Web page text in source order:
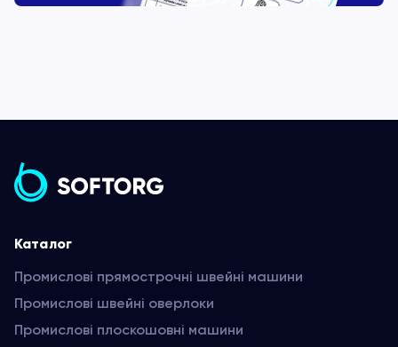
Каталог
Промислові прямострочні швейні машини
Промислові швейні оверлоки
Промислові плоскошовні машини